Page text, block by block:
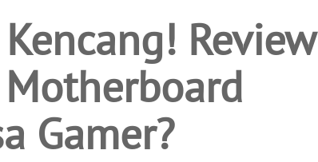
Review
Motherboard
Gamer?